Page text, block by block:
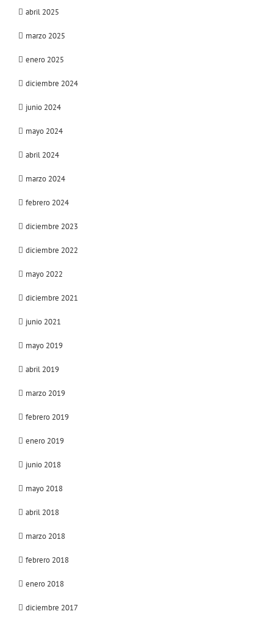
abril 2025
marzo 2025
enero 2025
diciembre 2024
junio 2024
mayo 2024
abril 2024
marzo 2024
febrero 2024
diciembre 2023
diciembre 2022
mayo 2022
diciembre 2021
junio 2021
mayo 2019
abril 2019
marzo 2019
febrero 2019
enero 2019
junio 2018
mayo 2018
abril 2018
marzo 2018
febrero 2018
enero 2018
diciembre 2017